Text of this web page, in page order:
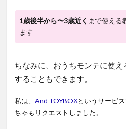
1歳後半から〜3歳近く まで使える
ます
ちなみに、おうちモンテに使
することもできます。
私は、 And TOYBOXというサービ
ちゃもリクエストしました。